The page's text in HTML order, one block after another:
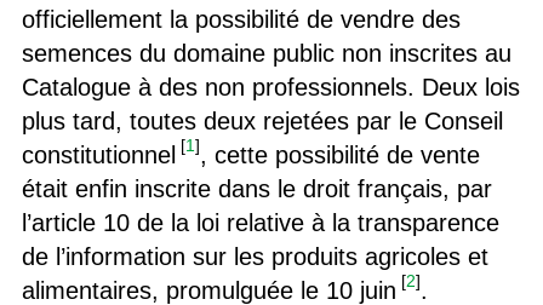
officiellement la possibilité de vendre des
semences du domaine public non inscrites au
Catalogue à des non professionnels. Deux lois
plus tard, toutes deux rejetées par le Conseil
constitutionnel [1], cette possibilité de vente
était enfin inscrite dans le droit français, par
l’article 10 de la loi relative à la transparence
de l’information sur les produits agricoles et
alimentaires, promulguée le 10 juin [2].